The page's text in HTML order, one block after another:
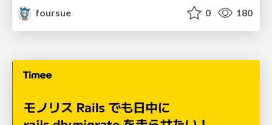
foursue
0 180